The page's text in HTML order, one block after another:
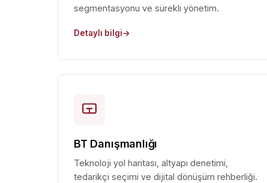
segmentasyonu ve sürekli yönetim.
Detaylı bilgi
BT Danışmanlığı
Teknoloji yol haritası, altyapı denetimi,
tedarikçi seçimi ve dijital dönüşüm rehberliği.